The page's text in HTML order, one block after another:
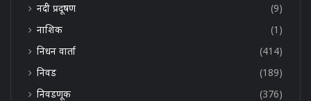
नदी प्रदूषण
(9)
नाशिक
(1)
निधन वार्ता
(414)
निवड
(189)
निवडणूक
(376)